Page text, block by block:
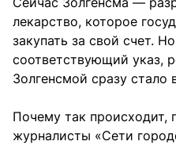
лекарство, которое
закупать за свой счет.
соответствующий указ,
Золгенсмой сразу стало
Почему так происходит,
журналисты «Сети